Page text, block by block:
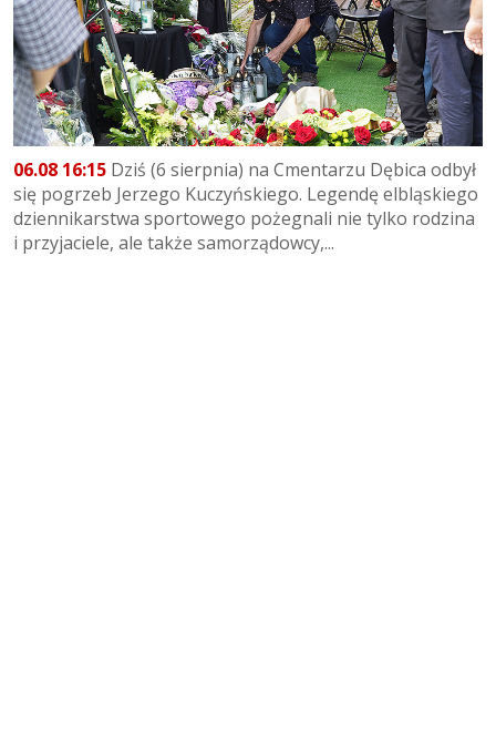
06.08 16:15 Dziś (6 sierpnia) na Cmentarzu Dębica odbył
się pogrzeb Jerzego Kuczyńskiego. Legendę elbląskiego
dziennikarstwa sportowego pożegnali nie tylko rodzina
i przyjaciele, ale także samorządowcy,...